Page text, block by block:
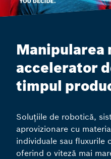
accelerator
timpul
Soluțiile de robotică,
aprovizionare cu
individuale sau fluxurile
oferind o viteză mai